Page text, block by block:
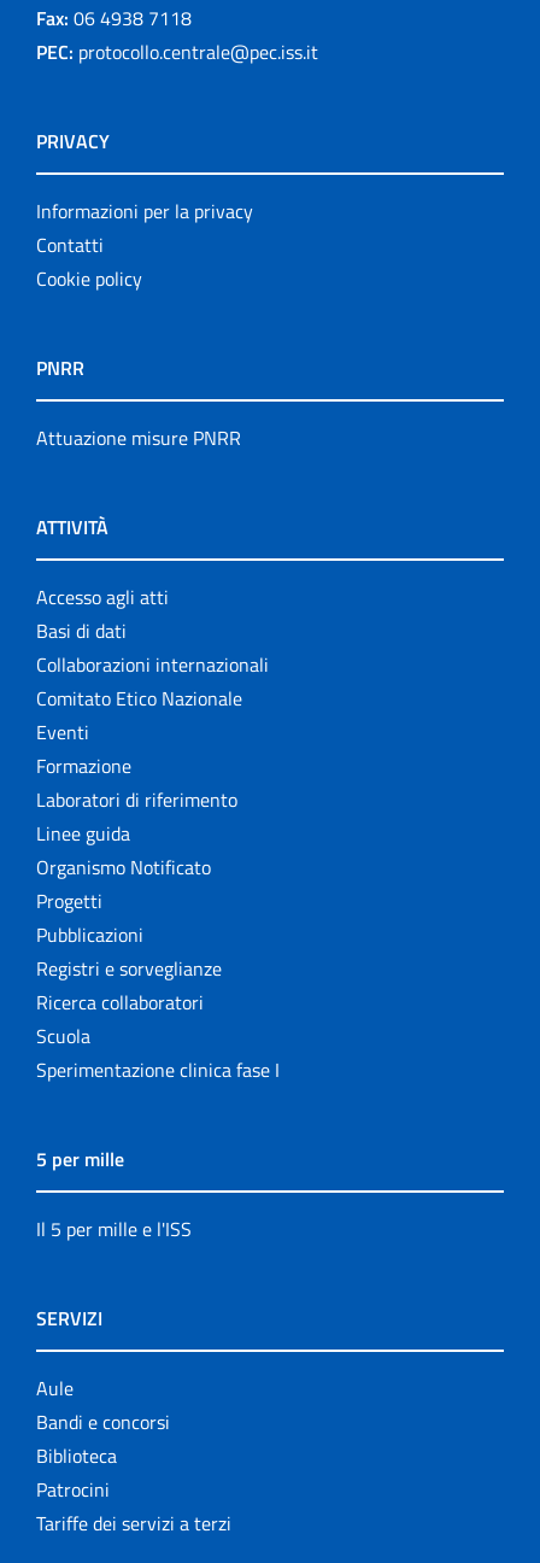
Fax: 06 4938 7118
PEC: protocollo.centrale@pec.iss.it
PRIVACY
Informazioni per la privacy
Contatti
Cookie policy
PNRR
Attuazione misure PNRR
ATTIVITÀ
Accesso agli atti
Basi di dati
Collaborazioni internazionali
Comitato Etico Nazionale
Eventi
Formazione
Laboratori di riferimento
Linee guida
Organismo Notificato
Progetti
Pubblicazioni
Registri e sorveglianze
Ricerca collaboratori
Scuola
Sperimentazione clinica fase I
5 per mille
Il 5 per mille e l'ISS
SERVIZI
Aule
Bandi e concorsi
Biblioteca
Patrocini
Tariffe dei servizi a terzi